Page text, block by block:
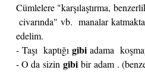
Cümlelere "karşılaştırma,
civarında" vb. manalar
edelim.
- Taşı kaptığı gibi adama
- O da sizin gibi bir adam .